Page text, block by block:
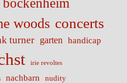
bockenheim
woods concerts
turner garten handicap
irie revoltes
nachbarn nudity